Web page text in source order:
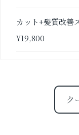
カット+髪質改善
¥19,800
ク